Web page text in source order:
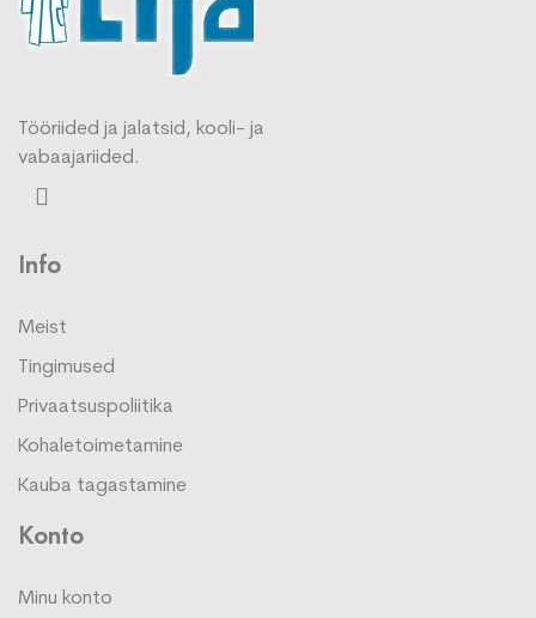
Tööriided ja jalatsid, kooli- ja
vabaajariided.
Info
Meist
Tingimused
Privaatsuspoliitika
Kohaletoimetamine
Kauba tagastamine
Konto
Minu konto